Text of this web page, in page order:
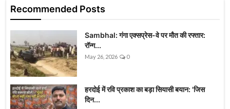
Recommended Posts
Sambhal: गंगा एक्सप्रेस-वे पर मौत की रफ्तार:
रॉन्ग...
May 26, 2026 0
हरदोई में रवि प्रकाश का बड़ा सियासी बयान: 'जिस
दिन...